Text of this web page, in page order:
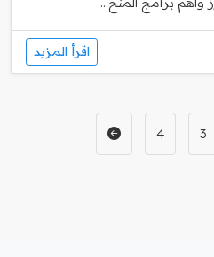
اقرأ المزيد
3
4